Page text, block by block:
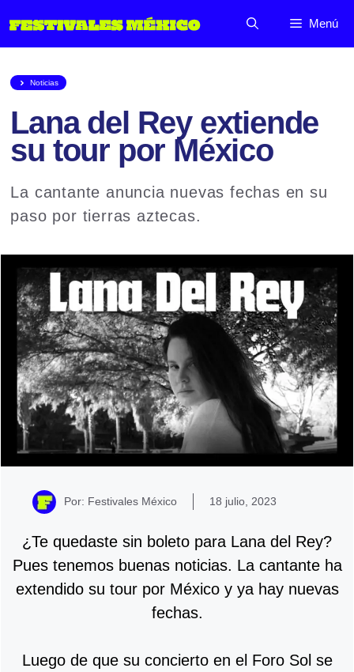
al
Menú
Noticias
Lana del Rey extiende
su tour por México
La cantante anuncia nuevas fechas en su
paso por tierras aztecas.
Por: Festivales México 18 julio, 2023
¿Te quedaste sin boleto para Lana del Rey?
Pues tenemos buenas noticias. La cantante ha
extendido su tour por México y ya hay nuevas
fechas.
Luego de que su concierto en el Foro Sol se